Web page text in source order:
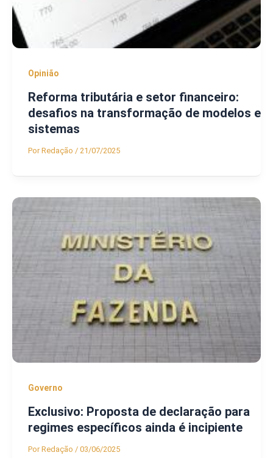
Opinião
Reforma tributária e setor financeiro:
desafios na transformação de modelos e
sistemas
PorRedação / 21/07/2025
Governo
Exclusivo: Proposta de declaração para
regimes específicos ainda é incipiente
PorRedação / 03/06/2025